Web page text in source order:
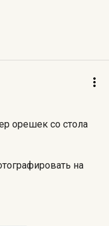
орешек со стола
на